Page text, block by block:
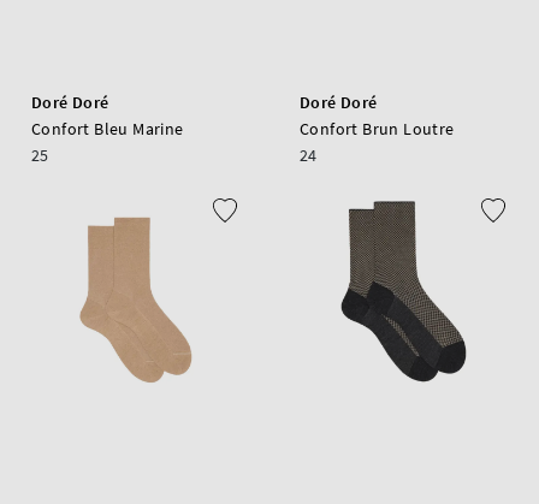
Doré Doré
Confort Bleu Marine
25
Doré Doré
Confort Brun Loutre
24